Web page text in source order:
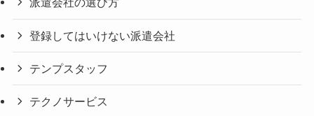
登録してはいけない派遣会社
テンプスタッフ
テクノサービス